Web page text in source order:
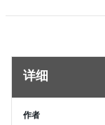
详细
作者